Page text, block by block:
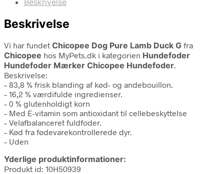
Beskrivelse
Beskrivelse
Vi har fundet Chicopee Dog Pure Lamb Duck G fra
Chicopee hos MyPets.dk i kategorien Hundefoder
Hundefoder Mærker Chicopee Hundefoder.
Beskrivelse:
– 83,8 % frisk blanding af kød- og andebouillon.
– 16,2 % værdifulde ingredienser.
– 0 % glutenholdigt korn
– Med E-vitamin som antioxidant til cellebeskyttelse
– Velafbalanceret fuldfoder.
– Kød fra fødevarekontrollerede dyr.
– Uden
Yderlige produktinformationer:
Produkt id: 10H50939